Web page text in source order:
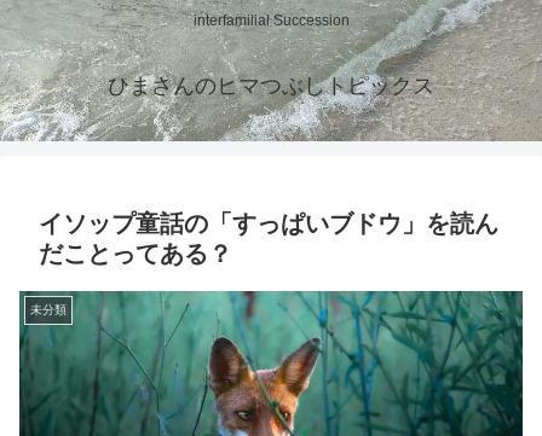
interfamilial Succession
ひまさんのヒマつぶしトピックス
イソップ童話の「すっぱいブドウ」を読ん
だことってある？
未分類